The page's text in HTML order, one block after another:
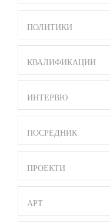
ПОЛИТИКИ
КВАЛИФИКАЦИИ
ИНТЕРВЮ
ПОСРЕДНИК
ПРОЕКТИ
АРТ